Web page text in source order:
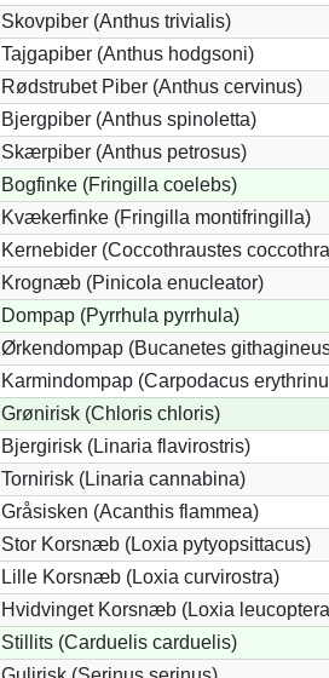
Skovpiber (Anthus trivialis)
Tajgapiber (Anthus hodgsoni)
Rødstrubet Piber (Anthus cervinus)
Bjergpiber (Anthus spinoletta)
Skærpiber (Anthus petrosus)
Bogfinke (Fringilla coelebs)
Kvækerfinke (Fringilla montifringilla)
Kernebider (Coccothraustes
Krognæb (Pinicola enucleator)
Dompap (Pyrrhula pyrrhula)
Ørkendompap (Bucanetes
Karmindompap (Carpodacus
Grønirisk (Chloris chloris)
Bjergirisk (Linaria flavirostris)
Tornirisk (Linaria cannabina)
Gråsisken (Acanthis flammea)
Stor Korsnæb (Loxia pytyopsittacus)
Lille Korsnæb (Loxia curvirostra)
Hvidvinget Korsnæb (Loxia
Stillits (Carduelis carduelis)